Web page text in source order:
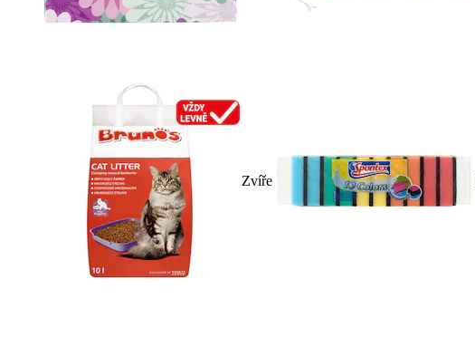
Zvíře